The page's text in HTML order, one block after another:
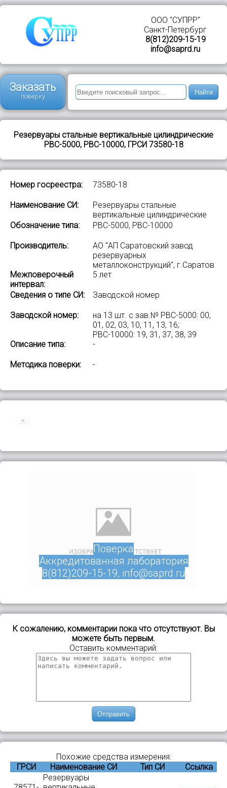
ООО "СУПРР"
Санкт-Петербург
8(812)209-15-19
info@saprd.ru
Заказать
поверку
Найти
Резервуары стальные вертикальные цилиндрические
РВС-5000, РВС-10000, ГРСИ 73580-18
Номер госреестра: 73580-18
Наименование СИ:
Резервуары стальные
вертикальные цилиндрические
Обозначение типа:
РВС-5000, РВС-10000
Производитель:
АО "АП Саратовский завод
резервуарных
металлоконструкций", г.Саратов
Межповерочный
интервал:
5 лет
Сведения о типе СИ: Заводской номер
Заводской номер:
на 13 шт. с зав.№ РВС-5000: 00,
01, 02, 03, 10, 11, 13, 16;
РВС-10000: 19, 31, 37, 38, 39
Описание типа:
-
Методика поверки: -
Поверка
Аккредитованная лаборатория
8(812)209-15-19, info@saprd.ru
К сожалению, комментарии пока что отсутствуют. Вы
можете быть первым.
Оставить комментарий:
Отправить
Похожие средства измерения:
ГРСИ
Наименование СИ Тип СИ Ссылка
Резервуары